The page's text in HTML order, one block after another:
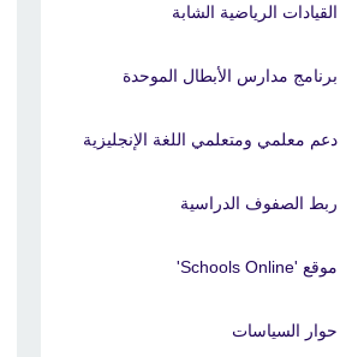
القيادات الرياضية الشابة
برنامج مدارس الأبطال الموحدة
دعم معلمي ومتعلمي اللغة الإنجليزية
ربط الصفوف الدراسية
موقع 'Schools Online'
حوار السياسات